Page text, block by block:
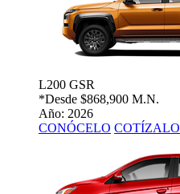
L200 GSR
*Desde $868,900 M.N.
Año: 2026
CONÓCELO COTÍZALO